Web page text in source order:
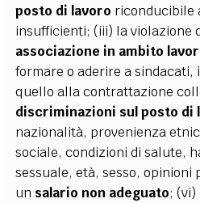
posto di lavoro riconducibile
insufficienti; (iii) la violazione
associazione in ambito
formare o aderire a sindacati,
quello alla contrattazione
discriminazioni sul posto di
nazionalità, provenienza
sociale, condizioni di salute,
sessuale, età, sesso,
un salario non adeguato; (vi)